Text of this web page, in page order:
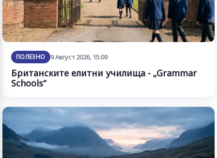
ПОЛЕЗНО 9 Август 2026, 15:09
Британските елитни училища - „Grammar
Schools“